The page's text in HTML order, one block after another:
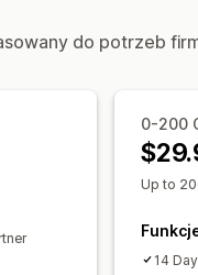
do potrzeb
0-200
Up to
14